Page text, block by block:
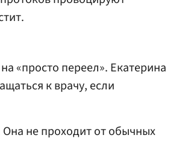
«просто переел». Екатерина
к врачу, если
не проходит от обычных